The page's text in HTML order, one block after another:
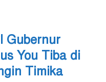
Gubernur
You Tiba di
Timika